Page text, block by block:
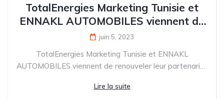
TotalEnergies Marketing Tunisie et
ENNAKL AUTOMOBILES viennent de
renouveler leur partenariat pour une
juin 5, 2023
TotalEnergies Marketing Tunisie et ENNAKL
AUTOMOBILES viennent de renouveler leur partenariat
Lire la suite